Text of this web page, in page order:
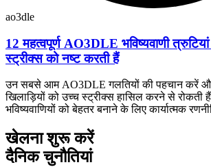
ao3dle
12 महत्वपूर्ण AO3DLE भविष्यवाणी
स्ट्रीक्स को नष्ट करती हैं
उन सबसे आम AO3DLE गलतियों की पहचान करें
खिलाड़ियों को उच्च स्ट्रीक्स हासिल करने से
भविष्यवाणियों को बेहतर बनाने के लिए कार्यात्मक
खेलना शुरू करें
दैनिक चुनौतियां